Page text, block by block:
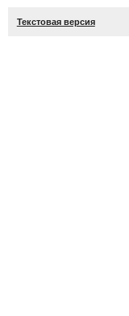
Текстовая версия